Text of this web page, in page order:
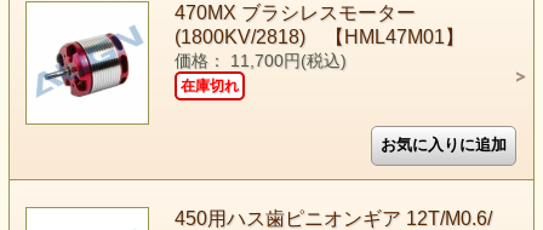
470MX ブラシレスモーター
(1800KV/2818) 【HML47M01】
価格： 11,700円(税込)
在庫切れ
450用ハス歯ピニオンギア 12T/M0.6/